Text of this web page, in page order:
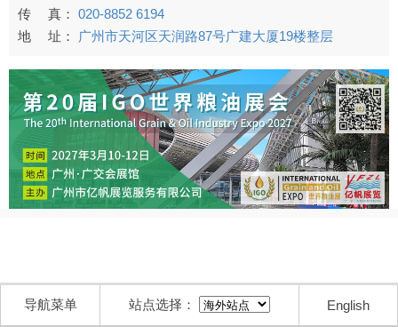
传 真： 020-8852 6194
地 址：
广州市天河区天润路87号广建大厦19楼整层
导航菜单 站点选择： English